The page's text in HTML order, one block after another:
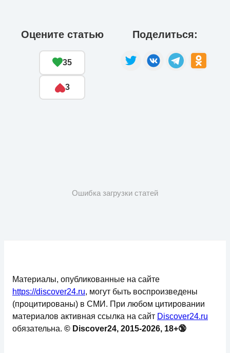
Оцените статью
35
3
Поделиться:
Ошибка загрузки статей
Материалы, опубликованные на сайте
https://discover24.ru, могут быть воспроизведены
(процитированы) в СМИ. При любом цитировании
материалов активная ссылка на сайт Discover24.ru
обязательна. © Discover24, 2015-2026, 18+🔞